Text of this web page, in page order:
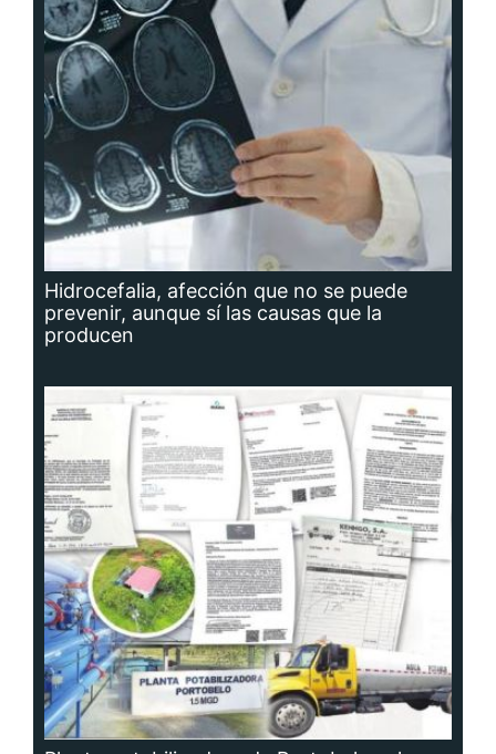
Hidrocefalia, afección que no se puede
prevenir, aunque sí las causas que la
producen